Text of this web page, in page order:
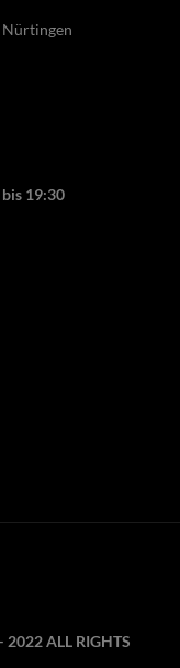
Nürtingen
19:30
2022 ALL RIGHTS